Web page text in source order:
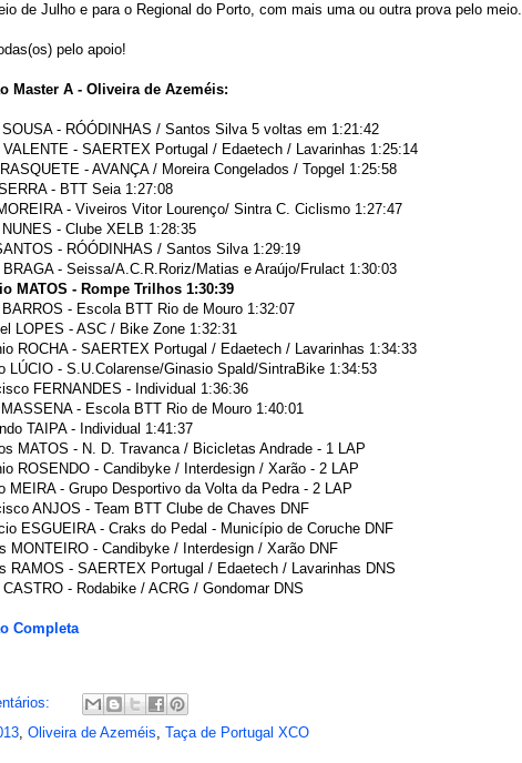
de Julho e para o Regional do Porto, com mais uma ou outra prova pelo meio.
pelo apoio!
Master A - Oliveira de Azeméis:
- RÓÓDINHAS / Santos Silva 5 voltas em 1:21:42
- SAERTEX Portugal / Edaetech / Lavarinhas 1:25:14
- AVANÇA / Moreira Congelados / Topgel 1:25:58
- BTT Seia 1:27:08
- Viveiros Vitor Lourenço/ Sintra C. Ciclismo 1:27:47
- Clube XELB 1:28:35
- RÓÓDINHAS / Santos Silva 1:29:19
BRAGA - Seissa/A.C.R.Roriz/Matias e Araújo/Frulact 1:30:03
MATOS - Rompe Trilhos 1:30:39
- Escola BTT Rio de Mouro 1:32:07
LOPES - ASC / Bike Zone 1:32:31
ROCHA - SAERTEX Portugal / Edaetech / Lavarinhas 1:34:33
LÚCIO - S.U.Colarense/Ginasio Spald/SintraBike 1:34:53
FERNANDES - Individual 1:36:36
- Escola BTT Rio de Mouro 1:40:01
TAIPA - Individual 1:41:37
MATOS - N. D. Travanca / Bicicletas Andrade - 1 LAP
ROSENDO - Candibyke / Interdesign / Xarão - 2 LAP
MEIRA - Grupo Desportivo da Volta da Pedra - 2 LAP
ANJOS - Team BTT Clube de Chaves DNF
ESGUEIRA - Craks do Pedal - Município de Coruche DNF
MONTEIRO - Candibyke / Interdesign / Xarão DNF
RAMOS - SAERTEX Portugal / Edaetech / Lavarinhas DNS
- Rodabike / ACRG / Gondomar DNS
Completa
, Oliveira de Azeméis, Taça de Portugal XCO